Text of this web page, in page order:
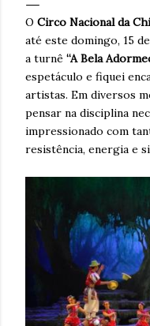
ansiedade, aprendera
Pelo contrário, que
acreditando em si
ano sem fumar
formado em
O Circo Nacional da
até este domingo, 15
a turnê “A Bela
espetáculo e fiquei
artistas. Em diversos
pensar na disciplina
impressionado com
resistência, energia e